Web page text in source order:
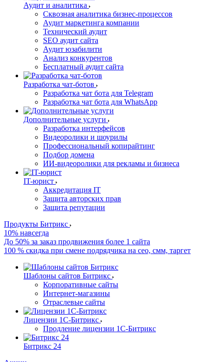
Аудит и аналитика
Сквозная аналитика бизнес-процессов
Аудит маркетинга компании
Технический аудит
SEO аудит сайта
Аудит юзабилити
Анализ конкурентов
Бесплатный аудит сайта
Разработка чат-ботов
Разработка чат бота для Telegram
Разработка чат бота для WhatsApp
Дополнительные услуги
Разработка интерфейсов
Видеоролики и шоурилы
Профессиональный копирайтинг
Подбор домена
ИИ-видеоролики для рекламы и бизнеса
IT-юрист
Аккредитация IT
Защита авторских прав
Защита репутации
Продукты Битрикс
10% навсегда
До 50% за заказ продвижения более 1 сайта
100 % скидка при смене подрядчика на сео, смм, таргет
Шаблоны сайтов Битрикс
Корпоративные сайты
Интернет-магазины
Отраслевые сайты
Лицензии 1С-Битрикс
Продление лицензии 1С-Битрикс
Битрикс 24